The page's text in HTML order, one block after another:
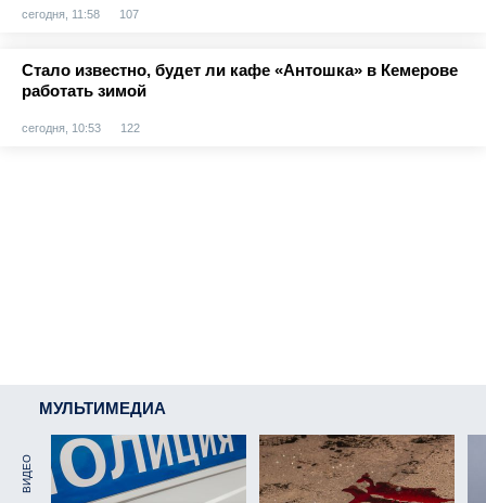
сегодня, 11:58 107
Стало известно, будет ли кафе «Антошка» в Кемерове
работать зимой
сегодня, 10:53 122
МУЛЬТИМЕДИА
ВИДЕО